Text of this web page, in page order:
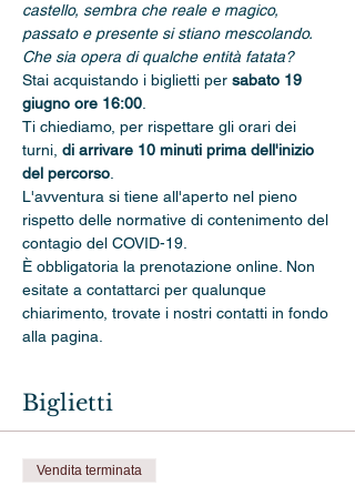
castello, sembra che reale e magico,
passato e presente si stiano mescolando.
Che sia opera di qualche entità fatata?
Stai acquistando i biglietti per sabato 19
giugno ore 16:00
Ti chiediamo, per rispettare gli orari dei
turni, di arrivare 10 minuti prima dell'inizio
del percorso
L'avventura si tiene all'aperto nel pieno
rispetto delle normative di contenimento del
contagio del COVID-19.
È obbligatoria la prenotazione online. Non
esitate a contattarci per qualunque
chiarimento, trovate i nostri contatti in fondo
alla pagina.
Biglietti
Vendita terminata